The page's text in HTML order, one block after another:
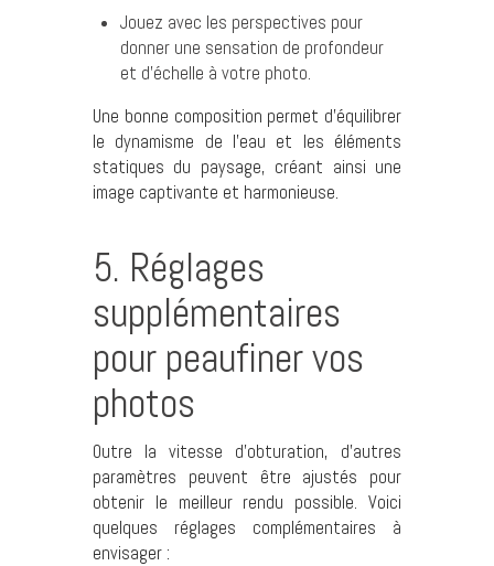
Jouez avec les perspectives pour
donner une sensation de profondeur
et d’échelle à votre photo.
Une bonne composition permet d’équilibrer
le dynamisme de l’eau et les éléments
statiques du paysage, créant ainsi une
image captivante et harmonieuse.
5. Réglages
supplémentaires
pour peaufiner vos
photos
Outre la vitesse d’obturation, d’autres
paramètres peuvent être ajustés pour
obtenir le meilleur rendu possible. Voici
quelques réglages complémentaires à
envisager :